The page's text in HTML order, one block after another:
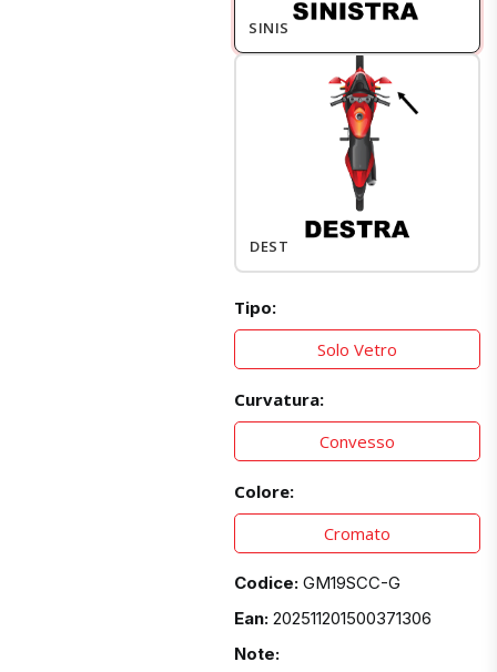
SINISTRO
DESTRO
Tipo:
Solo Vetro
Curvatura:
Convesso
Colore:
Cromato
Codice: GM19SCC-G
Ean: 202511201500371306
Note: